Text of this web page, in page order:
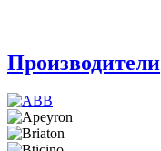
Производители